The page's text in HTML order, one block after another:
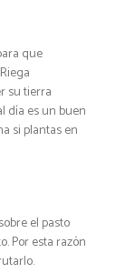
que
su tierra
día es un buen
si plantas en
el pasto
Por esta razón